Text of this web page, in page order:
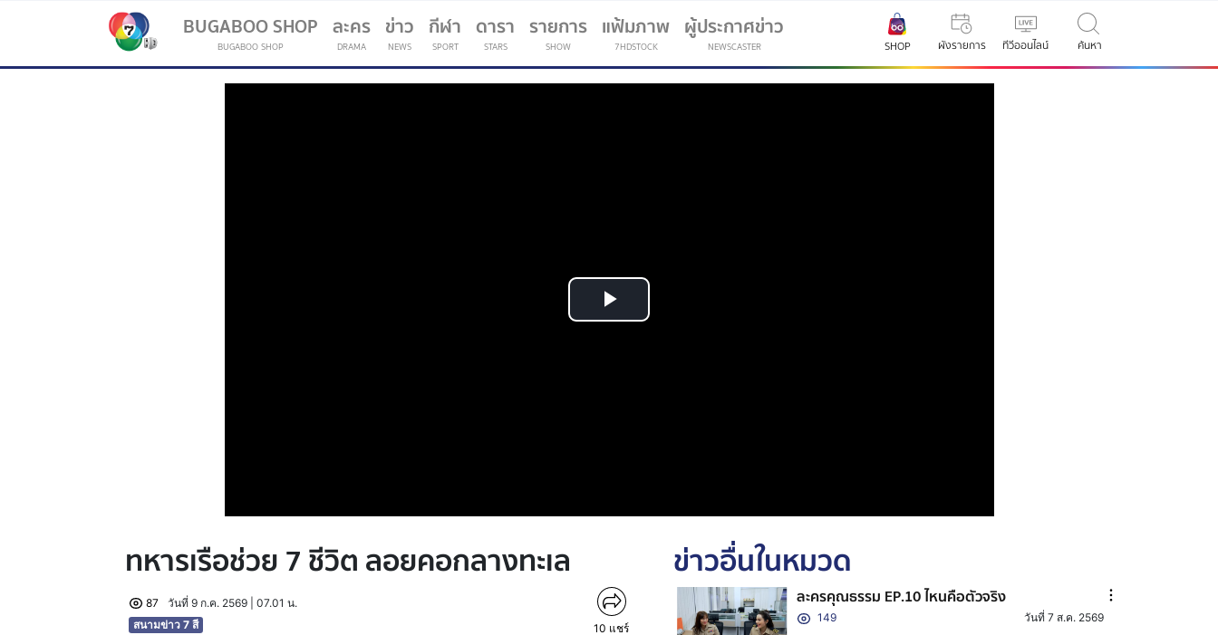
BUGABOO SHOP
BUGABOO SHOP
ละคร
DRAMA
ข่าว
NEWS
กีฬา
SPORT
(current)
ดารา
STARS
รายการ
SHOW
แฟ้มภาพ
7HDSTOCK
ผู้ประกาศข่าว
NEWSCASTER SHOP ผังรายการ ทีวีออนไลน์ ค้นหา
Play
ทหารเรือช่วย 7 ชีวิต ลอยคอกลางทะเล
87
วันที่ 9 ก.ค. 2569 | 07.01 น.
สนามข่าว 7 สี
10 แชร์
ข่าวอื่นในหมวด
ละครคุณธรรม EP.10 ไหนคือตัวจริง
149 วันที่ 7 ส.ค. 2569